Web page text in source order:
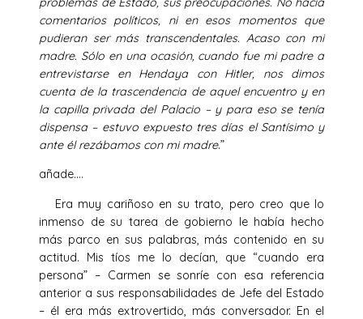
comentarios políticos, ni en esos momentos que
pudieran ser más transcendentales. Acaso con mi
madre. Sólo en una ocasión, cuando fue mi padre a
entrevistarse en Hendaya con Hitler, nos dimos
cuenta de la trascendencia de aquel encuentro y en
la capilla privada del Palacio – y para eso se tenía
dispensa – estuvo expuesto tres días el Santísimo y
ante él rezábamos con mi madre.”
añade….
Era muy cariñoso en su trato, pero creo que lo
inmenso de su tarea de gobierno le había hecho
más parco en sus palabras, más contenido en su
actitud. Mis tíos me lo decían, que “cuando era
persona” – Carmen se sonríe con esa referencia
anterior a sus responsabilidades de Jefe del Estado
– él era más extrovertido, más conversador. En el